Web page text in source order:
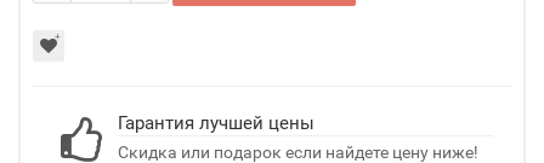
Гарантия лучшей цены
Скидка или подарок если найдете цену ниже!